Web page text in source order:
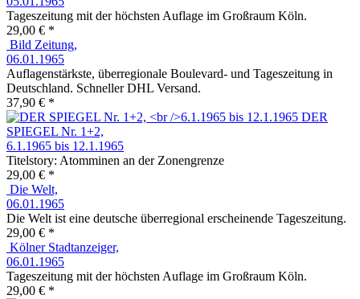
Tageszeitung mit der höchsten Auflage im Großraum Köln.
29,00 € *
Bild Zeitung,
06.01.1965
Auflagenstärkste, überregionale Boulevard- und Tageszeitung in
Deutschland. Schneller DHL Versand.
37,90 € *
DER
SPIEGEL Nr. 1+2,
6.1.1965 bis 12.1.1965
Titelstory: Atomminen an der Zonengrenze
29,00 € *
Die Welt,
06.01.1965
Die Welt ist eine deutsche überregional erscheinende Tageszeitung.
29,00 € *
Kölner Stadtanzeiger,
06.01.1965
Tageszeitung mit der höchsten Auflage im Großraum Köln.
29,00 € *